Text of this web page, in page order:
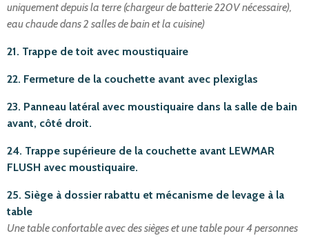
uniquement depuis la terre (chargeur de batterie 220V nécessaire),
eau chaude dans 2 salles de bain et la cuisine)
21. Trappe de toit avec moustiquaire
22. Fermeture de la couchette avant avec plexiglas
23. Panneau latéral avec moustiquaire dans la salle de bain
avant, côté droit.
24. Trappe supérieure de la couchette avant LEWMAR
FLUSH avec moustiquaire.
25. Siège à dossier rabattu et mécanisme de levage à la
table
Une table confortable avec des sièges et une table pour 4 personnes